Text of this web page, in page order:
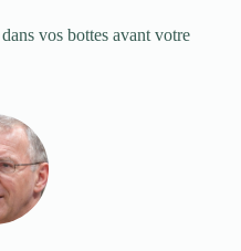
vos bottes avant votre